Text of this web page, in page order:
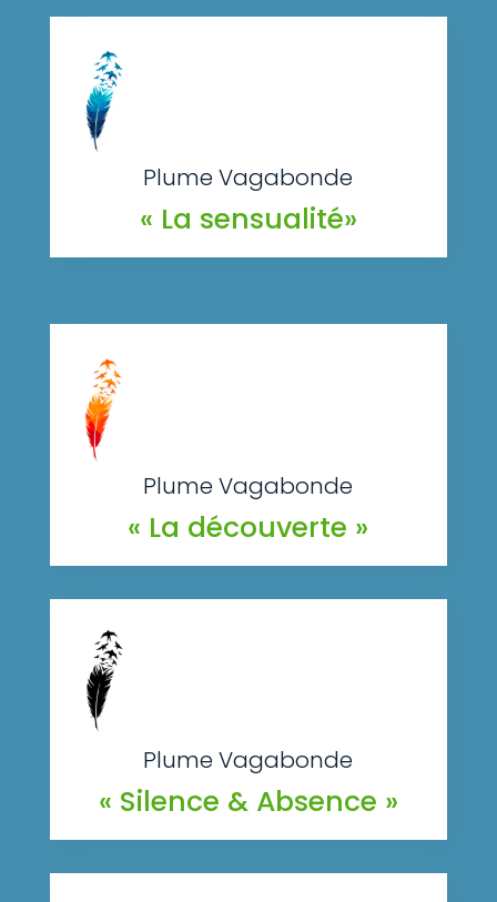
Plume Vagabonde
« La sensualité»
Plume Vagabonde
« La découverte »
Plume Vagabonde
« Silence & Absence »